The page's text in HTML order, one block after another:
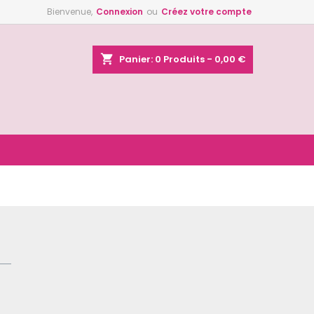
Bienvenue, Connexion ou Créez votre compte
shopping_cart Panier: 0 Produits - 0,00 €